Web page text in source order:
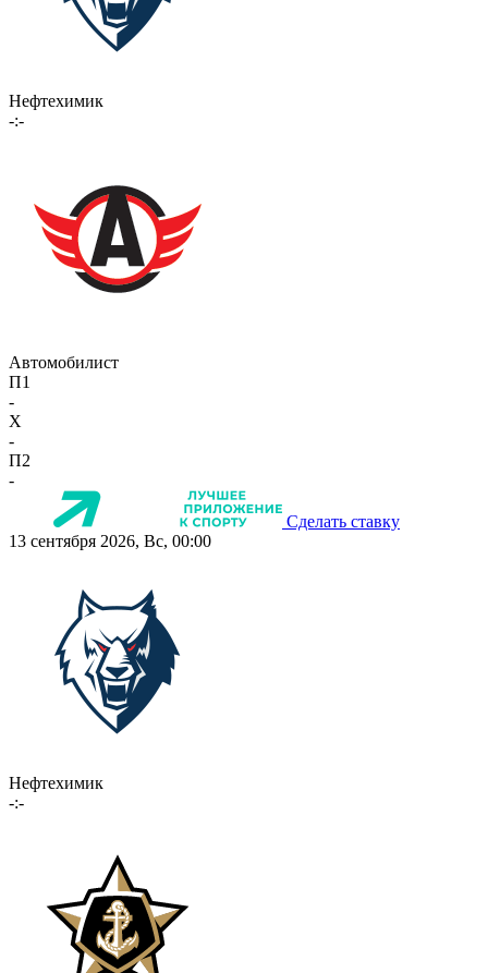
Нефтехимик
-:-
Автомобилист
П1
-
X
-
П2
-
Сделать ставку
13 сентября 2026, Вс, 00:00
Нефтехимик
-:-